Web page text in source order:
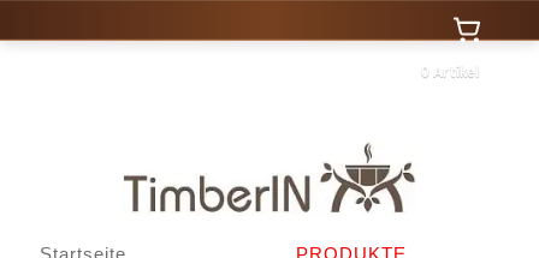
0 Artikel